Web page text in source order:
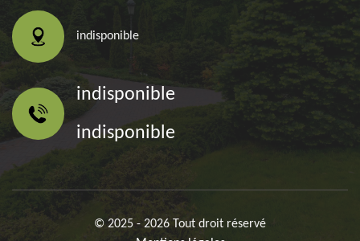
indisponible
indisponible
indisponible
© 2025 - 2026 Tout droit réservé